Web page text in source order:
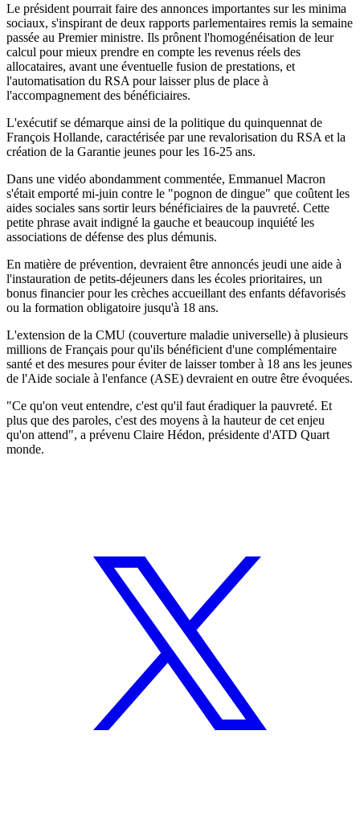
Le président pourrait faire des annonces importantes sur les minima
sociaux, s'inspirant de deux rapports parlementaires remis la semaine
passée au Premier ministre. Ils prônent l'homogénéisation de leur
calcul pour mieux prendre en compte les revenus réels des
allocataires, avant une éventuelle fusion de prestations, et
l'automatisation du RSA pour laisser plus de place à
l'accompagnement des bénéficiaires.
L'exécutif se démarque ainsi de la politique du quinquennat de
François Hollande, caractérisée par une revalorisation du RSA et la
création de la Garantie jeunes pour les 16-25 ans.
Dans une vidéo abondamment commentée, Emmanuel Macron
s'était emporté mi-juin contre le "pognon de dingue" que coûtent les
aides sociales sans sortir leurs bénéficiaires de la pauvreté. Cette
petite phrase avait indigné la gauche et beaucoup inquiété les
associations de défense des plus démunis.
En matière de prévention, devraient être annoncés jeudi une aide à
l'instauration de petits-déjeuners dans les écoles prioritaires, un
bonus financier pour les crèches accueillant des enfants défavorisés
ou la formation obligatoire jusqu'à 18 ans.
L'extension de la CMU (couverture maladie universelle) à plusieurs
millions de Français pour qu'ils bénéficient d'une complémentaire
santé et des mesures pour éviter de laisser tomber à 18 ans les jeunes
de l'Aide sociale à l'enfance (ASE) devraient en outre être évoquées.
"Ce qu'on veut entendre, c'est qu'il faut éradiquer la pauvreté. Et
plus que des paroles, c'est des moyens à la hauteur de cet enjeu
qu'on attend", a prévenu Claire Hédon, présidente d'ATD Quart
monde.